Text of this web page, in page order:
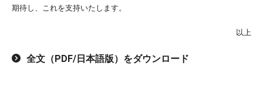
期待し、これを支持いたします。
以上
全文（PDF/日本語版）をダウンロード